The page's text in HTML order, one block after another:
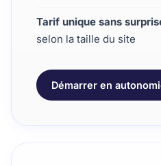
Tarif unique sans
selon la taille du site
Démarrer en